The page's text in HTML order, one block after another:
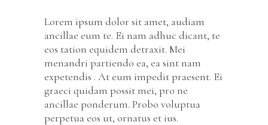
Lorem ipsum dolor sit amet, audiam
ancillae eum te. Ei nam adhuc dicant, te
eos tation equidem detraxit. Mei
menandri partiendo ea, ea sint nam
expetendis . At eum impedit praesent. Ei
graeci quidam possit mei, pro ne
ancillae ponderum. Probo voluptua
perpetua eos ut, ornatus et ius.